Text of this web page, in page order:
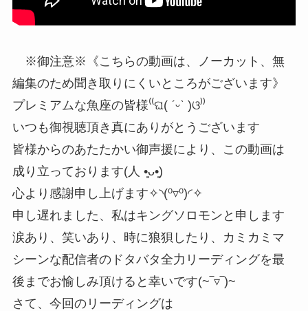
※御注意※《こちらの動画は、ノーカット、無
編集のため聞き取りにくいところがございます》
プレミアムな魚座の皆様⁽⁽ଘ( ˊᵕˋ )ଓ⁾⁾
いつも御視聴頂き真にありがとうございます
皆様からのあたたかい御声援により、この動画は
成り立っております(人 •͈ᴗ•͈)
心より感謝申し上げます✧◝(⁰▿⁰)◜✧
申し遅れました、私はキングソロモンと申します
涙あり、笑いあり、時に狼狽したり、カミカミマ
シーンな配信者のドタバタ全力リーディングを最
後までお愉しみ頂けると幸いです(~‾▿‾)~
さて、今回のリーディングは